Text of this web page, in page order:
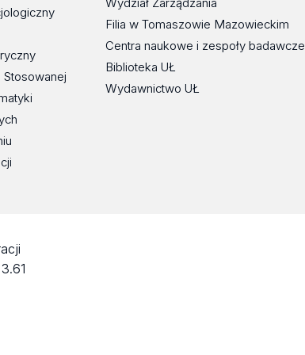
Stosowanej
Filia w Tomaszowie Mazowieckim
Centra naukowe i zespoły badawcze
Biblioteka UŁ
Wydawnictwo UŁ